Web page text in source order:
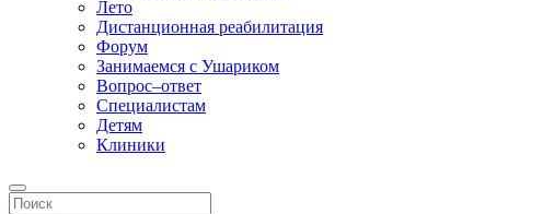
Лето
Дистанционная реабилитация
Форум
Занимаемся с Ушариком
Вопрос–ответ
Специалистам
Детям
Клиники